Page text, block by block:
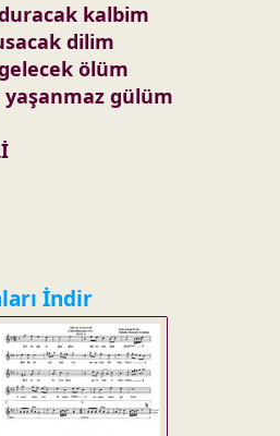
kalbim
dilim
ölüm
gülüm
İndir